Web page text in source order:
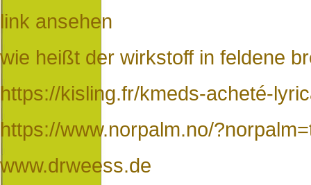
link ansehen
wie heißt der wirkstoff in feldene
https://kisling.fr/kmeds-acheté-
https://www.norpalm.no/
www.drweess.de